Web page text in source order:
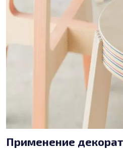
Применение